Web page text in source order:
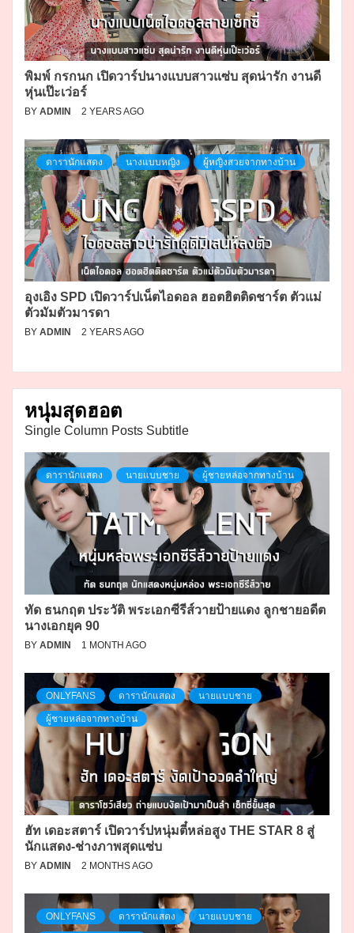
พิมพ์ กรกนก เปิดวาร์ปนางแบบสาวแซ่บ สุดน่ารัก งานดี
หุ่นเป๊ะเว่อร์
BY ADMIN 2 YEARS AGO
ดารานักแสดง นางแบบหญิง ผู้หญิงสวยจากทางบ้าน
อุงเอิง SPD เปิดวาร์ปเน็ตไอดอล ฮอตฮิตติดชาร์ต ตัวแม่
ตัวมัมตัวมารดา
BY ADMIN 2 YEARS AGO
หนุ่มสุดฮอต
Single Column Posts Subtitle
ดารานักแสดง นายแบบชาย ผู้ชายหล่อจากทางบ้าน
ทัด ธนกฤต ประวัติ พระเอกซีรีส์วายป้ายแดง ลูกชายอดีต
นางเอกยุค 90
BY ADMIN 1 MONTH AGO
ONLYFANS ดารานักแสดง นายแบบชาย
ผู้ชายหล่อจากทางบ้าน
ฮัท เดอะสตาร์ เปิดวาร์ปหนุ่มตี๋หล่อสูง THE STAR 8 สู่
นักแสดง-ช่างภาพสุดแซ่บ
BY ADMIN 2 MONTHS AGO
ONLYFANS ดารานักแสดง นายแบบชาย